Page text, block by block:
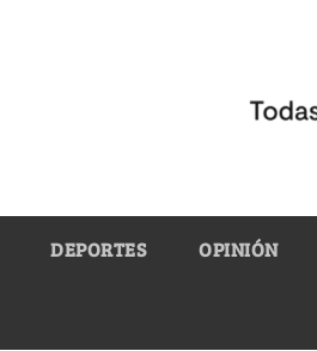
DEPORTES OPINIÓN